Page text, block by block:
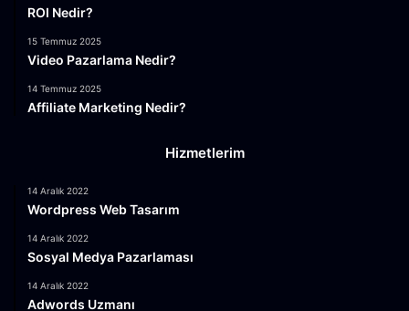
ROI Nedir?
15 Temmuz 2025
Video Pazarlama Nedir?
14 Temmuz 2025
Affiliate Marketing Nedir?
Hizmetlerim
14 Aralık 2022
Wordpress Web Tasarım
14 Aralık 2022
Sosyal Medya Pazarlaması
14 Aralık 2022
Adwords Uzmanı